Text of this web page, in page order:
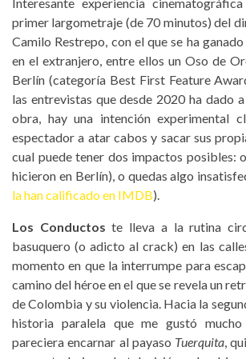
primer largometraje (de 70 minutos) del
Camilo Restrepo, con el que se ha
en el extranjero, entre ellos un Oso de
Berlín (categoría Best First Feature
las entrevistas que desde 2020 ha dado
obra, hay una intención experimental
espectador a atar cabos y sacar sus
cual puede tener dos impactos posibles:
hicieron en Berlín), o quedas algo
la han calificado en IMDB).
Los Conductos te lleva a la rutina
basuquero (o adicto al crack) en las
momento en que la interrumpe para
camino del héroe en el que se revela un
de Colombia y su violencia. Hacia la
historia paralela que me gustó
pareciera encarnar al payaso Tuerquita,